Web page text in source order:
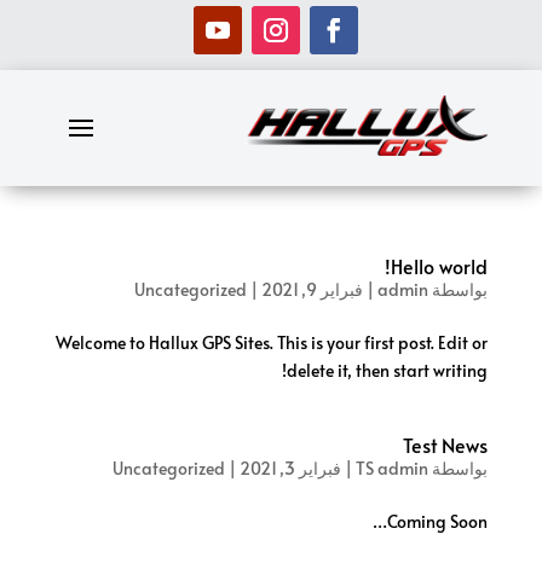
Hello world!
بواسطة admin
| فبراير 9, 2021 |
Uncategorized
Welcome to Hallux GPS Sites. This is your first post. Edit or
delete it, then start writing!
Test News
بواسطة TS admin
| فبراير 3, 2021 |
Uncategorized
Coming Soon…